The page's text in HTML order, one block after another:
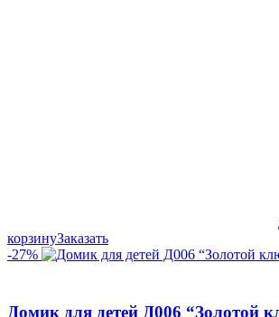
корзинуЗаказать
-27%
Домик для детей Д006 “Золотой